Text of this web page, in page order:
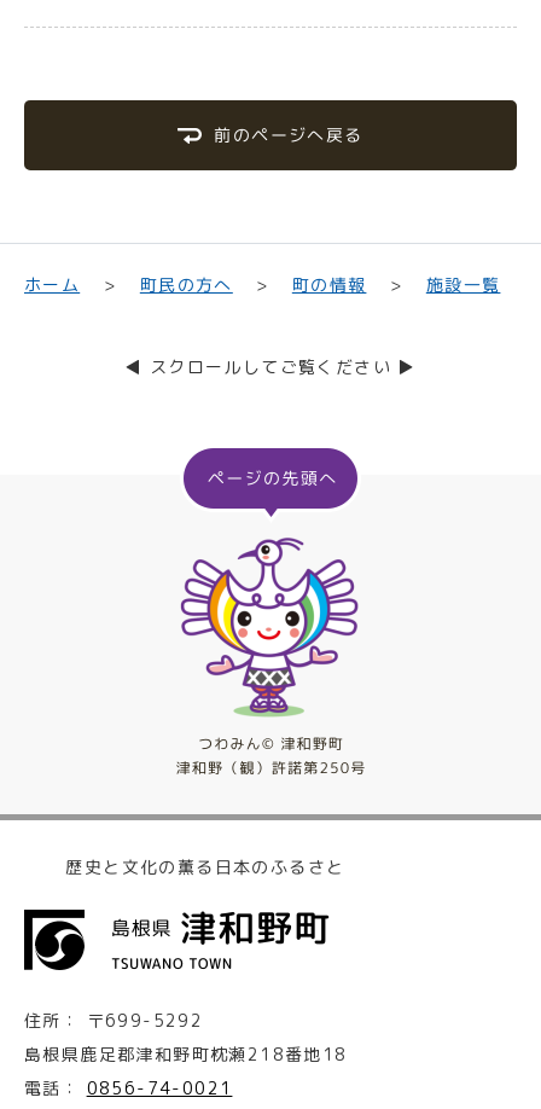
前のページへ戻る
ホーム 町民の方へ 町の情報 施設一覧
◀ スクロールしてご覧ください ▶
歴史と文化の薫る日本のふるさと
住所：
〒699-5292
島根県鹿足郡津和野町枕瀬218番地18
電話：
0856-74-0021